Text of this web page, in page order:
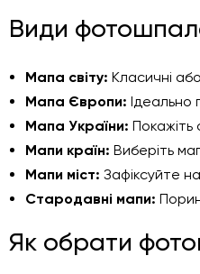
Види
Мапа світу: Класичні
Мапа Європи: Ідеально
Мапа України:
Мапи країн: Виберіть
Мапи міст: Зафіксуйте
Стародавні мапи:
Як обрати